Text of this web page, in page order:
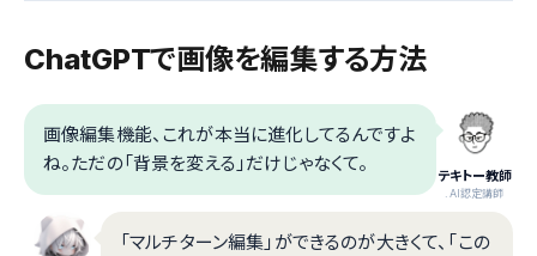
ChatGPTで画像を編集する方法
テキトー教師
.AI認定講師
画像編集機能、これが本当に進化してるんですよ
ね。ただの「背景を変える」だけじゃなくて。
「マルチターン編集」ができるのが大きくて、「この